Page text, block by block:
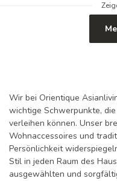
Wir bei Orientique
wichtige Schwerpunkte,
verleihen können. Unser
Wohnaccessoires und
Persönlichkeit
Stil in jeden Raum des
ausgewählten und